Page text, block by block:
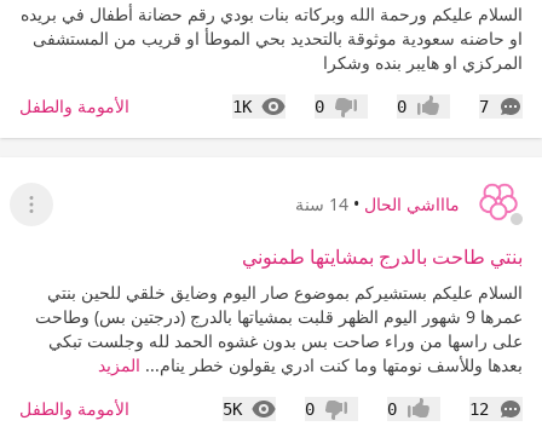
السلام عليكم ورحمة الله وبركاته بنات بودي رقم حضانة أطفال في بريده
او حاضنه سعودية موثوقة بالتحديد بحي الموطأ او قريب من المستشفى
المركزي او هايبر بنده وشكرا
7
التعليقات إعجاب0 عدم إعجاب
0
1K
المشاهدات الأمومة والطفل
ماااشي الحال • 14 سنة
عرض
بنتي طاحت بالدرج بمشايتها طمنوني
السلام عليكم بستشيركم بموضوع صار اليوم وضايق خلقي للحين بنتي
عمرها 9 شهور اليوم الظهر قلبت بمشياتها بالدرج (درجتين بس) وطاحت
على راسها من وراء صاحت بس بدون غشوه الحمد لله وجلست تبكي
بعدها وللأسف نومتها وما كنت ادري يقولون خطر ينام... المزيد
12
التعليقات إعجاب0 عدم إعجاب
0
5K
المشاهدات الأمومة والطفل